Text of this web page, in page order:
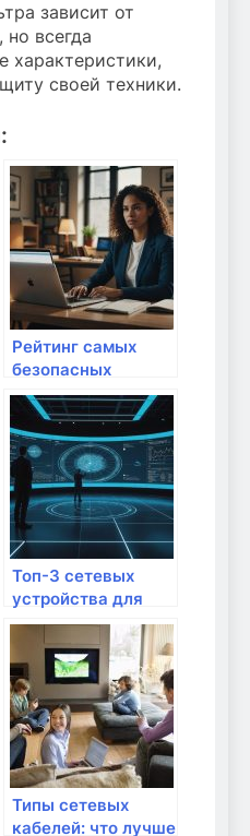
зависит от
всегда
характеристики,
своей техники.
Рейтинг самых
безопасных
маршрутизаторов
2023 года
Топ-3 сетевых
устройства для
удаленной работы
Типы сетевых
кабелей: что лучше